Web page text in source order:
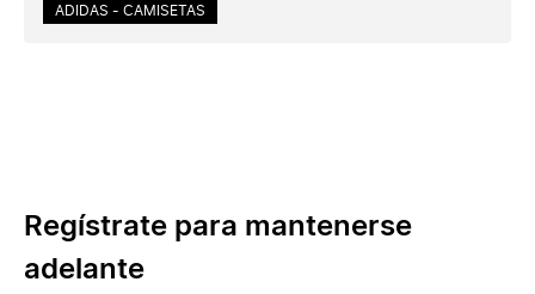
ADIDAS - CAMISETAS
Regístrate para mantenerse
adelante